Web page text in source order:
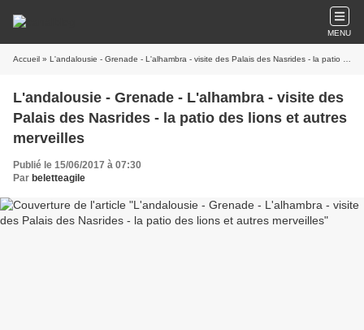
MENU
Accueil » L'andalousie - Grenade - L'alhambra - visite des Palais des Nasrides - la patio des lions et autres merveilles
L'andalousie - Grenade - L'alhambra - visite des
Palais des Nasrides - la patio des lions et autres
merveilles
Publié le 15/06/2017 à 07:30
Par beletteagile